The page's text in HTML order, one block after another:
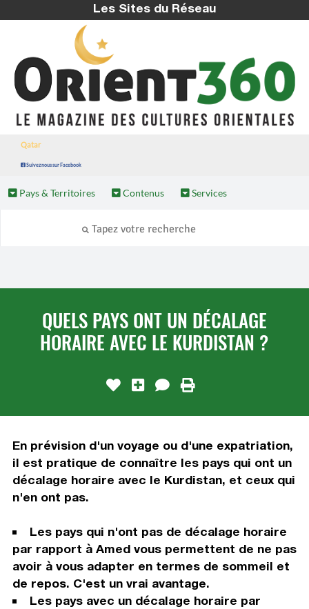
Les Sites du Réseau
Qatar
Suivez nous sur Facebook
Pays & Territoires Contenus Services
QUELS PAYS ONT UN DÉCALAGE
HORAIRE AVEC LE KURDISTAN ?
En prévision d'un voyage ou d'une expatriation,
il est pratique de connaître les pays qui ont un
décalage horaire avec le Kurdistan, et ceux qui
n'en ont pas.
Les pays qui n'ont pas de décalage horaire
par rapport à Amed vous permettent de ne pas
avoir à vous adapter en termes de sommeil et
de repos. C'est un vrai avantage.
Les pays avec un décalage horaire par